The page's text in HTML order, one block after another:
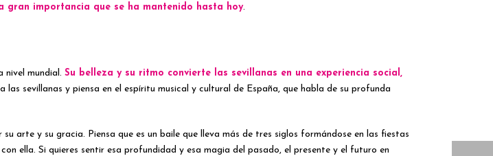
gran importancia que se ha mantenido hasta hoy.
nivel mundial. Su belleza y su ritmo convierte las sevillanas en una experiencia social,
sevillanas y piensa en el espíritu musical y cultural de España, que habla de su profunda
arte y su gracia. Piensa que es un baile que lleva más de tres siglos formándose en las fiestas
ella. Si quieres sentir esa profundidad y esa magia del pasado, el presente y el futuro en